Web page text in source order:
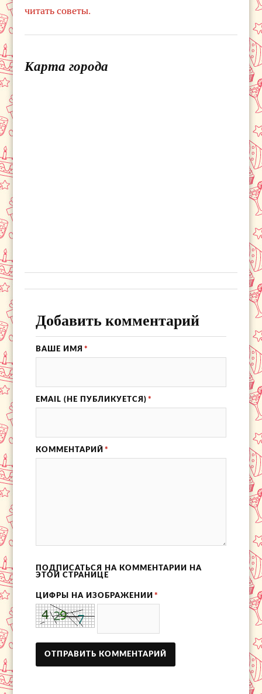
читать советы.
Карта города
Добавить комментарий
ВАШЕ ИМЯ *
EMAIL (НЕ ПУБЛИКУЕТСЯ) *
КОММЕНТАРИЙ *
ПОДПИСАТЬСЯ НА КОММЕНТАРИИ НА
ЭТОЙ СТРАНИЦЕ
ЦИФРЫ НА ИЗОБРАЖЕНИИ *